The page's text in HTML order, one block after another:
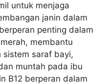
untuk menjaga
janin dalam
penting dalam
membantu
sistem saraf bayi,
muntah pada ibu
B12 berperan dalam